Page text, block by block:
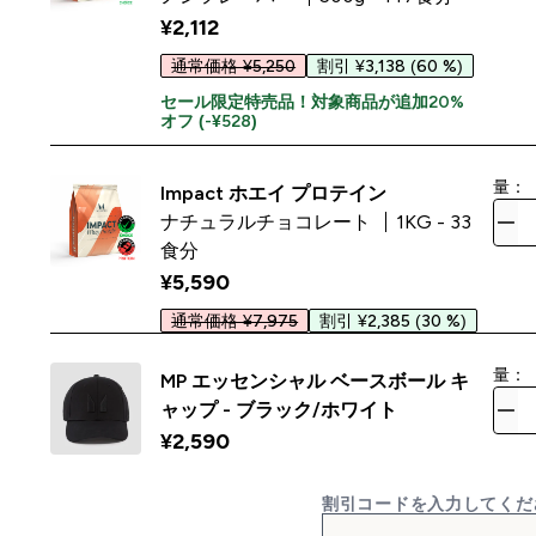
¥2,112‎
通常価格 ¥5,250 割引 ¥3,138 (60 %)
セール限定特売品！対象商品が追加20%
オフ (-¥528)
Impact ホエイ プロテイン
ナチュラルチョコレート
1KG - 33
食分
¥5,590‎
通常価格 ¥7,975 割引 ¥2,385 (30 %)
量：
MP エッセンシャル ベースボール キ
ャップ - ブラック/ホワイト
¥2,590‎
量：
割引コードを入力してく